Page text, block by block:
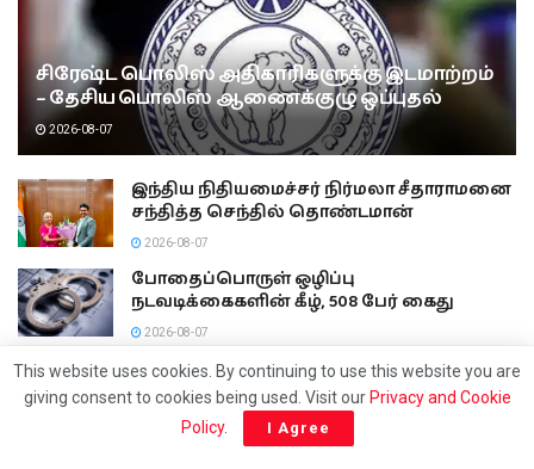
சிரேஷ்ட பொலிஸ் அதிகாரிகளுக்கு இடமாற்றம்
– தேசிய பொலிஸ் ஆணைக்குழு ஒப்புதல்
2026-08-07
இந்திய நிதியமைச்சர் நிர்மலா சீதாராமனை
சந்தித்த செந்தில் தொண்டமான்
2026-08-07
போதைப்பொருள் ஒழிப்பு
நடவடிக்கைகளின் கீழ், 508 பேர் கைது
2026-08-07
மக்களின் ஆரோக்கியத்துடன் விளையாடிய
விற்பனை நிலையம்!
2026-08-07
This website uses cookies. By continuing to use this website you are
giving consent to cookies being used. Visit our Privacy and Cookie
Policy. I Agree